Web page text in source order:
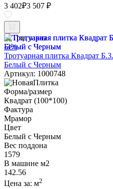
3 402₽3 507 ₽
Под заказ
-3%
Тротуарная плитка Квадрат
Белый с Черным
Артикул: 1000748
Форма/размер
Квадрат (100*100)
Фактура
Мрамор
Цвет
Белый с Черным
Вес поддона
1579
В машине м2
142.56
Цена за: м2